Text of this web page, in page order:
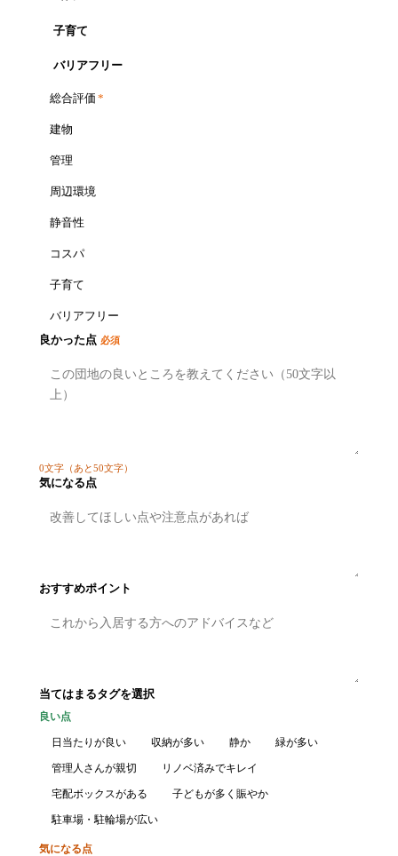
子育て
バリアフリー
総合評価 *
建物
管理
周辺環境
静音性
コスパ
子育て
バリアフリー
良かった点 必須
0文字 （あと50文字）
気になる点
おすすめポイント
当てはまるタグを選択
良い点
日当たりが良い 収納が多い 静か 緑が多い
管理人さんが親切 リノベ済みでキレイ
宅配ボックスがある 子どもが多く賑やか
駐車場・駐輪場が広い
気になる点